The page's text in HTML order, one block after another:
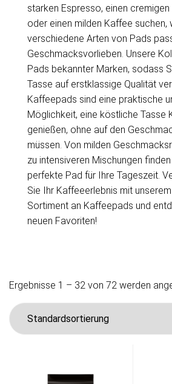
starken Espresso, einen
oder einen milden Kaffee suchen,
verschiedene Arten von Pads
Geschmacksvorlieben. Unsere
Pads bekannter Marken, sodass
Tasse auf erstklassige Qualität
Kaffeepads sind eine praktische
Möglichkeit, eine köstliche Tasse
genießen, ohne auf den
müssen. Von milden
zu intensiveren Mischungen
perfekte Pad für Ihre Tageszeit.
Sie Ihr Kaffeeerlebnis mit
Sortiment an Kaffeepads und
neuen Favoriten!
Ergebnisse 1 – 32 von 72 werden